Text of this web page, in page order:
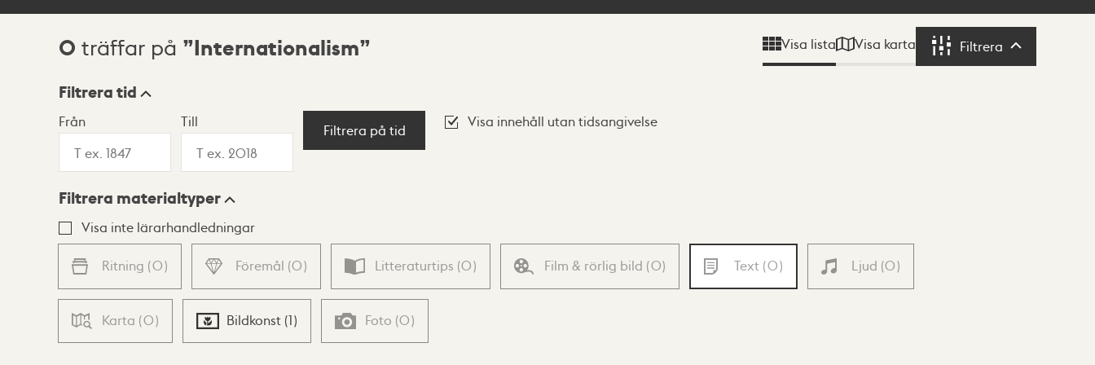
Sökresultat
0 träffar på Internationalism Visa lista Visa karta Filtrera Filtrera
Visningsläge
Lista Karta
Filtrera tid
Från Till
Filtrera på tid
Visa innehåll utan tidsangivelse
Filtrera materialtyper
Visa inte lärarhandledningar
Ritning (0) Föremål (0) Litteraturtips (0) Film & rörlig bild (0) Text (0) Ljud (0)
Karta (0) Bildkonst (1) Foto (0)